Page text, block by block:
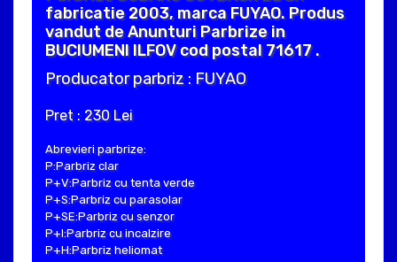
fabricatie 2003, marca FUYAO. Produs
vandut de Anunturi Parbrize in
BUCIUMENI ILFOV cod postal 71617 .
Producator parbriz : FUYAO
Pret : 230 Lei
Abrevieri parbrize:
P:Parbriz clar
P+V:Parbriz cu tenta verde
P+S:Parbriz cu parasolar
P+SE:Parbriz cu senzor
P+I:Parbriz cu incalzire
P+H:Parbriz heliomat